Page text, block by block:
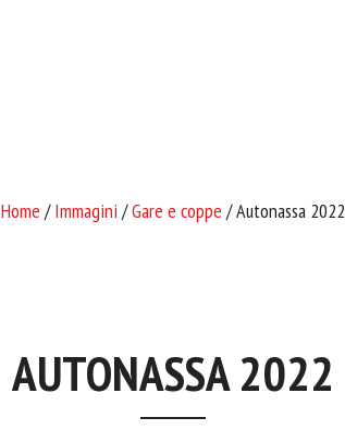
Home /Immagini /Gare e coppe / Autonassa 2022
AUTONASSA 2022